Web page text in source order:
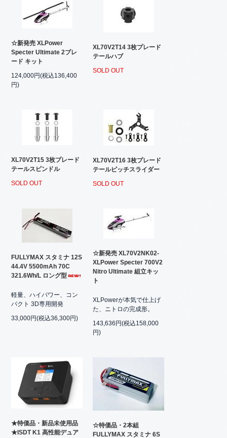
☆新発売 XLPower
Specter Ultimate 2ブレ
ード キット
124,000円(税込136,400
円)
XL70V2T14 3枚プレード
テールハブ
SOLD OUT
XL70V2T15 3枚プレード
テールスピンドル
SOLD OUT
XL70V2T16 3枚プレード
テールピッチスライダー
SOLD OUT
FULLYMAX スタミナ 12S
44.4V 5500mAh 70C
321.6Wh/L ロング型
軽量、ハイパワー、コン
パクト 3D専用開発
33,000円(税込36,300円)
☆新発売 XL70V2NK02-
XLPower Specter 700V2
Nitro Ultimate 組立キッ
ト
XLPowerが本気で仕上げ
た、ニトロの完成形。
143,636円(税込158,000
円)
★特価品・新品未使用品
★ISDT K1 高性能デュア
☆特価品・2本組
FULLYMAX スタミナ 6S